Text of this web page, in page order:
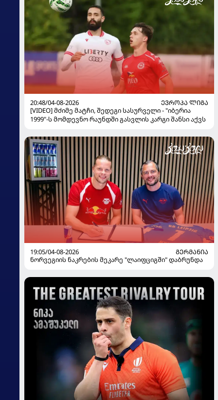
20:48/04-08-2026
ᲔᲕᲠᲝᲞᲐ ᲚᲘᲒᲐ
[VIDEO] მძიმე მატჩი, შედეგი სასურველი - "იბერია
1999"-ს მომდევნო რაუნდში გასვლის კარგი შანსი აქვს
19:05/04-08-2026
ᲒᲔᲠᲛᲐᲜᲘᲐ
ნორვეგიის ნაკრების მეკარე "ლაიფციგში" დაბრუნდა